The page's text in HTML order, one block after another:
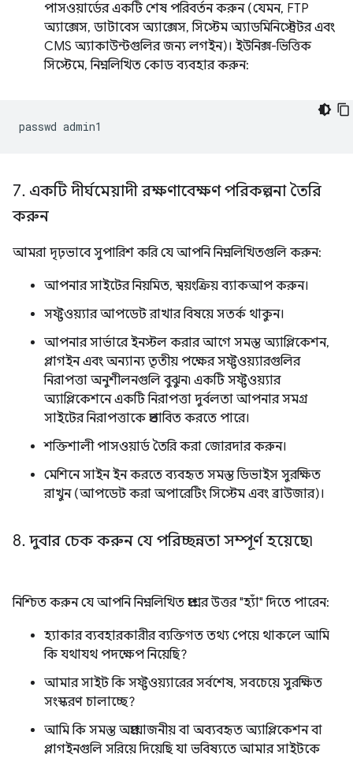
পাসওয়ার্ডের একটি শেষ পরিবর্তন করুন (যেমন, FTP
অ্যাক্সেস, ডাটাবেস অ্যাক্সেস, সিস্টেম অ্যাডমিনিস্ট্রেটর এবং
CMS অ্যাকাউন্টগুলির জন্য লগইন)। ইউনিক্স-ভিত্তিক
সিস্টেমে, নিম্নলিখিত কোড ব্যবহার করুন:
passwd
7. একটি দীর্ঘমেয়াদী রক্ষণাবেক্ষণ পরিকল্পনা তৈরি
করুন
আমরা দৃঢ়ভাবে সুপারিশ করি যে আপনি নিম্নলিখিতগুলি করুন:
আপনার সাইটের নিয়মিত, স্বয়ংক্রিয় ব্যাকআপ করুন।
সফ্টওয়্যার আপডেট রাখার বিষয়ে সতর্ক থাকুন।
আপনার সার্ভারে ইনস্টল করার আগে সমস্ত অ্যাপ্লিকেশন,
প্লাগইন এবং অন্যান্য তৃতীয় পক্ষের সফ্টওয়্যারগুলির
নিরাপত্তা অনুশীলনগুলি বুঝুন৷ একটি সফ্টওয়্যার
অ্যাপ্লিকেশনে একটি নিরাপত্তা দুর্বলতা আপনার সমগ্র
সাইটের নিরাপত্তাকে প্রভাবিত করতে পারে।
শক্তিশালী পাসওয়ার্ড তৈরি করা জোরদার করুন।
মেশিনে সাইন ইন করতে ব্যবহৃত সমস্ত ডিভাইস সুরক্ষিত
রাখুন (আপডেট করা অপারেটিং সিস্টেম এবং ব্রাউজার)।
8. দুবার চেক করুন যে পরিচ্ছন্নতা সম্পূর্ণ হয়েছে৷
নিশ্চিত করুন যে আপনি নিম্নলিখিত প্রশ্নের উত্তর "হ্যাঁ" দিতে পারেন:
হ্যাকার ব্যবহারকারীর ব্যক্তিগত তথ্য পেয়ে থাকলে আমি
কি যথাযথ পদক্ষেপ নিয়েছি?
আমার সাইট কি সফ্টওয়্যারের সর্বশেষ, সবচেয়ে সুরক্ষিত
সংস্করণ চালাচ্ছে?
আমি কি সমস্ত অপ্রয়োজনীয় বা অব্যবহৃত অ্যাপ্লিকেশন বা
প্লাগইনগুলি সরিয়ে দিয়েছি যা ভবিষ্যতে আমার সাইটকে